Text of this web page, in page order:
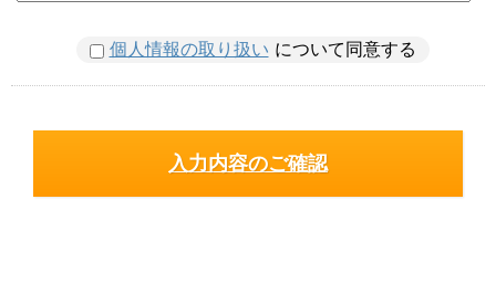
個人情報の取り扱い について同意する